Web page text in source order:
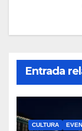
Entrada
CULTURA